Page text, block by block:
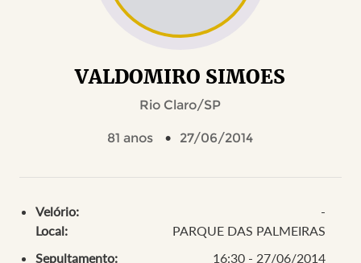
VALDOMIRO SIMOES
Rio Claro/SP
81 anos 27/06/2014
Velório:
-
Local:
PARQUE DAS PALMEIRAS
Sepultamento:
16:30 - 27/06/2014